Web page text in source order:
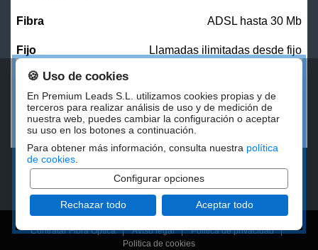
ADSL hasta 30 Mb
Llamadas ilimitadas desde fijo
31,00 €/mes
CONTRATAR
Contratar Fibra Óptica| Aviso legal| Politica de privacidad|
Politica de cookies
🍪 Uso de cookies
En Premium Leads S.L. utilizamos cookies propias y de
terceros para realizar análisis de uso y de medición de
nuestra web, puedes cambiar la configuración o aceptar
su uso en los botones a continuación.
Para obtener más información, consulta nuestra política
de cookies
Configurar opciones
Rechazar todo Aceptar todo